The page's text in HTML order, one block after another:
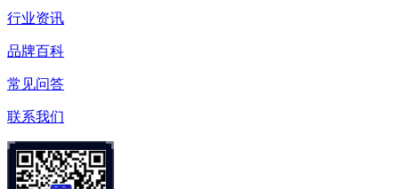
行业资讯
品牌百科
常见问答
联系我们